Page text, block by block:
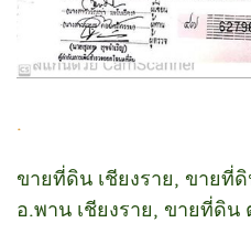
.
ขายที่ดิน เชียงราย, ขายที่
อ.พาน เชียงราย, ขายที่ดิน